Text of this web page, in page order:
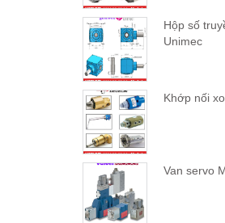
Hộp số
Unimec
Khớp nối
Van servo